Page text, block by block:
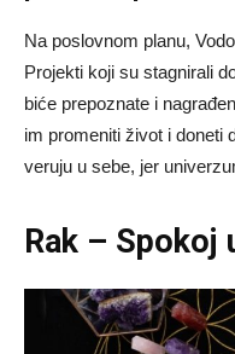
Na poslovnom planu,
Projekti koji su stagnirali
biće prepoznate i
im promeniti život i doneti
veruju u sebe, jer
Rak – Spokoj